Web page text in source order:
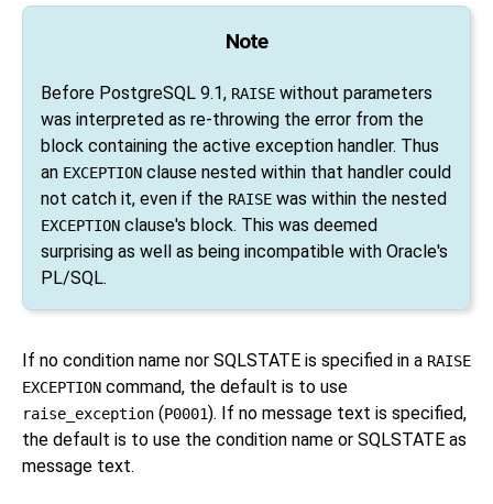
Note
Before PostgreSQL 9.1, RAISE without parameters
was interpreted as re-throwing the error from the
block containing the active exception handler. Thus
an EXCEPTION clause nested within that handler could
not catch it, even if the RAISE was within the nested
EXCEPTION clause's block. This was deemed
surprising as well as being incompatible with Oracle's
PL/SQL.
If no condition name nor SQLSTATE is specified in a RAISE
EXCEPTION command, the default is to use
raise_exception (P0001). If no message text is specified,
the default is to use the condition name or SQLSTATE as
message text.